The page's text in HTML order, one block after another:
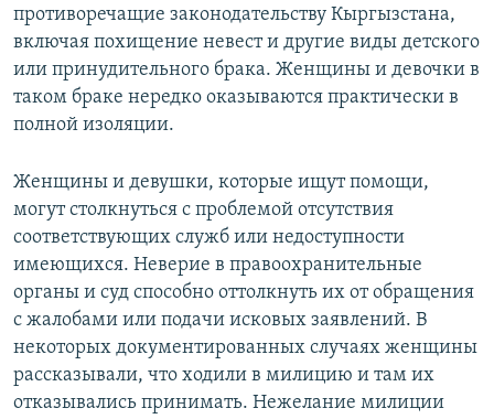
противоречащие законодательству Кыргызстана,
включая похищение невест и другие виды детского
или принудительного брака. Женщины и девочки в
таком браке нередко оказываются практически в
полной изоляции.
Женщины и девушки, которые ищут помощи,
могут столкнуться с проблемой отсутствия
соответствующих служб или недоступности
имеющихся. Неверие в правоохранительные
органы и суд способно оттолкнуть их от обращения
с жалобами или подачи исковых заявлений. В
некоторых документированных случаях женщины
рассказывали, что ходили в милицию и там их
отказывались принимать. Нежелание милиции